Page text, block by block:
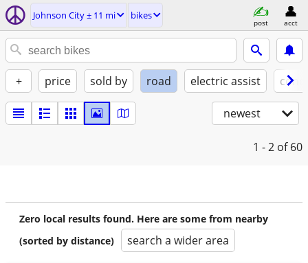
Johnson City ± 11 mi bikes
post acct
+ price sold by road electric assist
newest
1 - 2 of 60
Zero local results found. Here are some from nearby
(sorted by distance)
search a wider area